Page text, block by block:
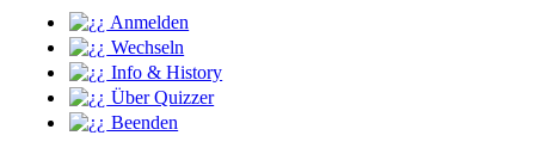
Anmelden
Wechseln
Info & History
Über Quizzer
Beenden